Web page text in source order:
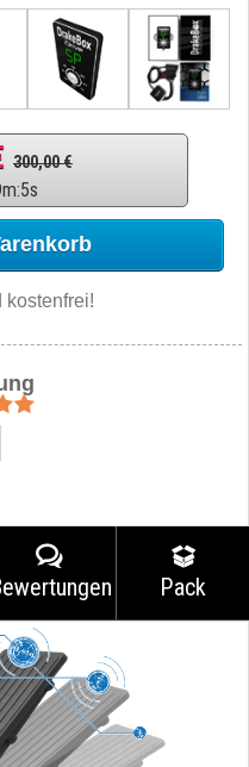
300,00 €
m:4s
kostenfrei!
Pack